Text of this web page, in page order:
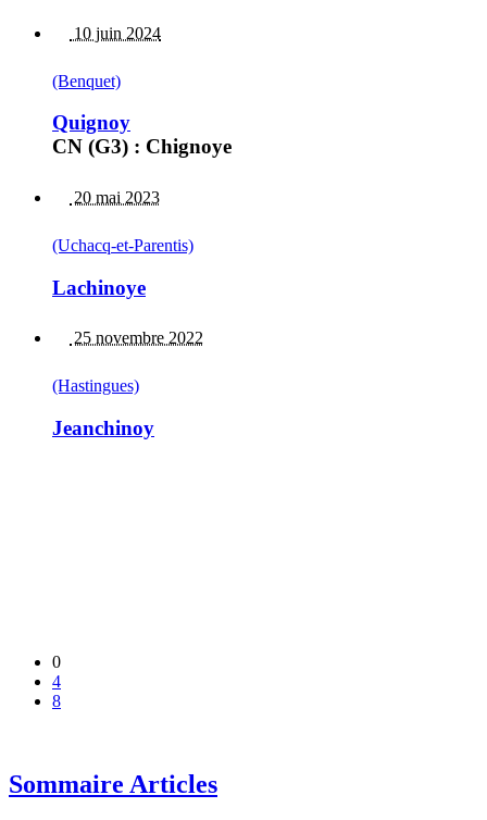
10 juin 2024
(Benquet)
Quignoy
CN (G3) : Chignoye
20 mai 2023
(Uchacq-et-Parentis)
Lachinoye
25 novembre 2022
(Hastingues)
Jeanchinoy
0
4
8
Sommaire Articles